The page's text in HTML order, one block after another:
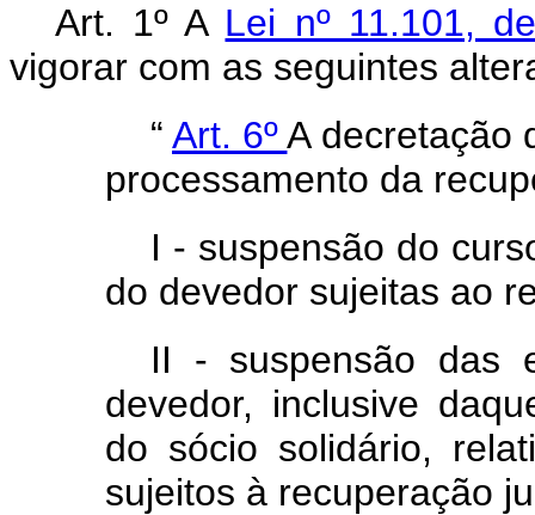
Art. 1º A Lei nº 11.101,
vigorar com as seguintes
“Art. 6ºA decretação
processamento da
I - suspensão do
do devedor sujeitas ao
II - suspensão das
devedor, inclusive
do sócio solidário,
sujeitos à recuperação